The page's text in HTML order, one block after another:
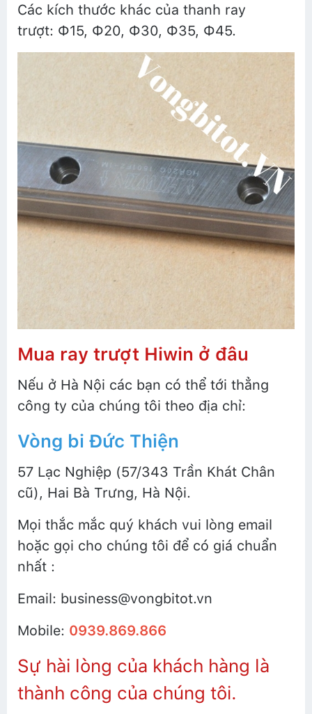
Các kích thước khác của thanh ray
trượt: Ф15, Ф20, Ф30, Ф35, Ф45.
Mua ray trượt Hiwin ở đâu
Nếu ở Hà Nội các bạn có thể tới thẳng
công ty của chúng tôi theo địa chỉ:
Vòng bi Đức Thiện
57 Lạc Nghiệp (57/343 Trần Khát Chân
cũ), Hai Bà Trưng, Hà Nội.
Mọi thắc mắc quý khách vui lòng email
hoặc gọi cho chúng tôi để có giá chuẩn
nhất :
Email: business@vongbitot.vn
Mobile: 0939.869.866
Sự hài lòng của khách hàng là
thành công của chúng tôi.